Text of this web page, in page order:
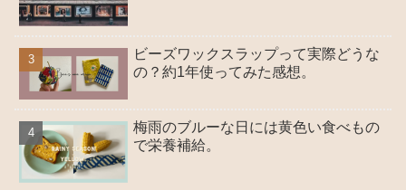
ビーズワックスラップって実際どうな
の？約1年使ってみた感想。
梅雨のブルーな日には黄色い食べもの
で栄養補給。